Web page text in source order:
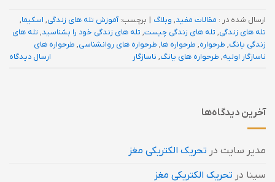
ارسال شده در : مقالات مفید, وبلاگ | برچسب:آموزش تله های زندگی, اسکیما,
تله های زندگی, تله های زندگی چیست, تله های زندگی خود را بشناسید, تله های
زندگی یانگ, طرحواره, طرحواره ها, طرحواره های روانشناسی, طرحواره های
ناسازگار اولیه, طرحواره های یانگ, ناسازگار ارسال دیدگاه
آخرین دیدگاه‌ها
مدیر سایت در تحریک الکتریکی مغز
سینا در تحریک الکتریکی مغز